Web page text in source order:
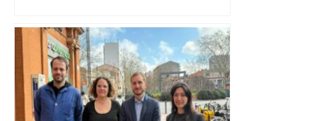
"C’est l’une des plus fortes
fréquentations du circuit" : Toulouse
est-elle la capitale du poker amateur –
ladepeche.fr